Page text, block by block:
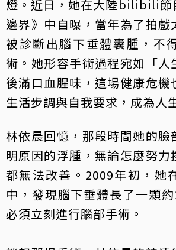
燈。近日，她在大陸bilibili節
邊界》中自曝，當年為了拍戲
被診斷出腦下垂體囊腫，不
術。她形容手術過程宛如「人
後滿口血腥味，這場健康危機
生活步調與自我要求，成為人
林依晨回憶，那段時間她的臉
明原因的浮腫，無論怎麼努力
都無法改善。2009年初，她
中，發現腦下垂體長了一顆
必須立刻進行腦部手術。